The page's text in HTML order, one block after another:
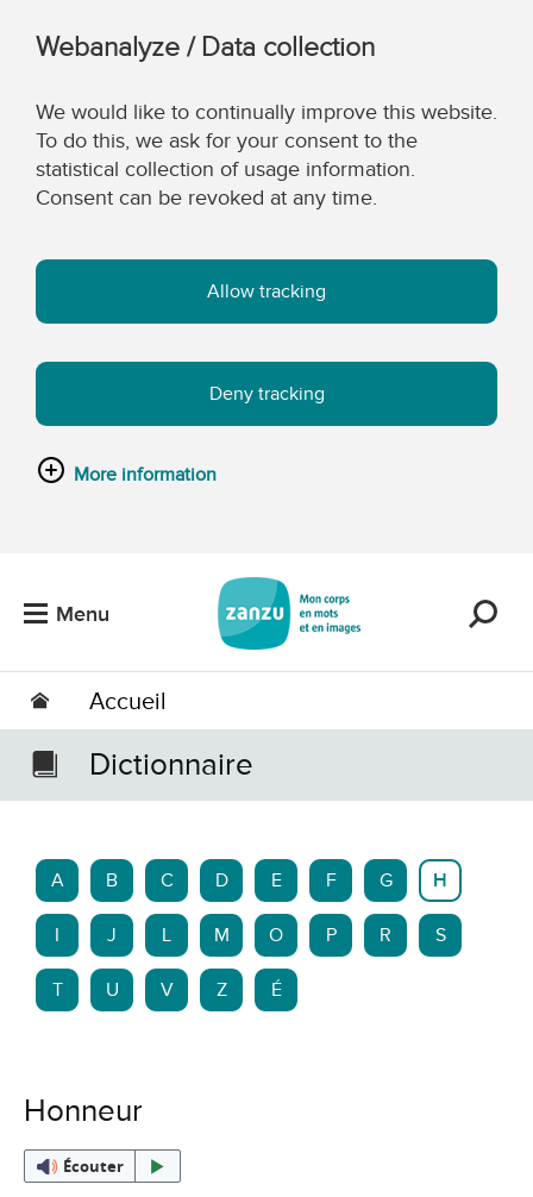
Webanalyze / Data collection
We would like to continually improve this website.
To do this, we ask for your consent to the
statistical collection of usage information.
Consent can be revoked at any time.
Allow tracking
Deny tracking
More information
Menu
Accueil
Dictionnaire
A B C D E F G H
J L M O P R S
T U V Z É
Honneur
Écouter